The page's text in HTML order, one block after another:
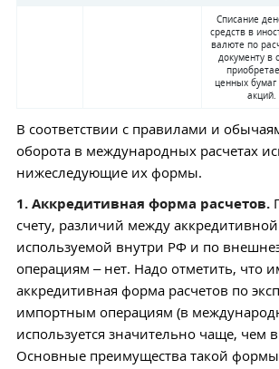
Списание
средств в
валюте по
документу в
ценных бумаг
акций.
В соответствии с правилами и
оборота в международных расчетах
нижеследующие их формы.
1. Аккредитивная форма расчетов.
счету, различий между
используемой внутри РФ и по
операциям – нет. Надо отметить, что
аккредитивная форма расчетов по
импортным операциям (в
используется значительно чаще, чем
Основные преимущества такой формы